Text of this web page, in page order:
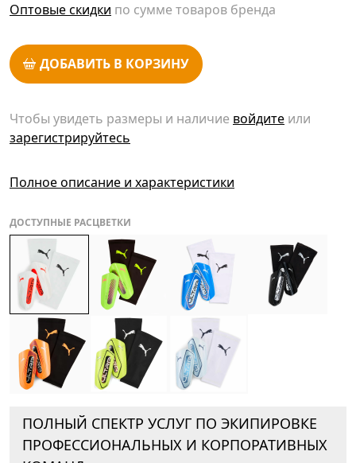
Оптовые скидки по сумме товаров бренда
ДОБАВИТЬ В КОРЗИНУ
Чтобы увидеть размеры и наличие войдите или
зарегистрируйтесь
Полное описание и характеристики
ДОСТУПНЫЕ РАСЦВЕТКИ
ПОЛНЫЙ СПЕКТР УСЛУГ ПО ЭКИПИРОВКЕ
ПРОФЕССИОНАЛЬНЫХ И КОРПОРАТИВНЫХ